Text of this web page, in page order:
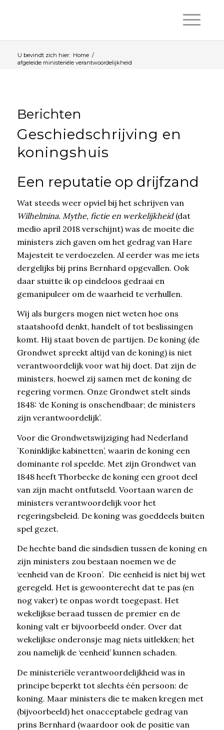
U bevindt zich hier: Home /
afgeleide ministeriële verantwoordelijkheid
Berichten
Geschiedschrijving en
koningshuis
Een reputatie op drijfzand
Wat steeds weer opviel bij het schrijven van
Wilhelmina. Mythe, fictie en werkelijkheid(dat
medio april 2018 verschijnt) was de moeite die
ministers zich gaven om het gedrag van Hare
Majesteit te verdoezelen. Al eerder was me iets
dergelijks bij prins Bernhard opgevallen. Ook
daar stuitte ik op eindeloos gedraai en
gemanipuleer om de waarheid te verhullen.
Wij als burgers mogen niet weten hoe ons
staatshoofd denkt, handelt of tot beslissingen
komt. Hij staat boven de partijen. De koning (de
Grondwet spreekt altijd van de koning) is niet
verantwoordelijk voor wat hij doet. Dat zijn de
ministers, hoewel zij samen met de koning de
regering vormen. Onze Grondwet stelt sinds
1848: ‘de Koning is onschendbaar; de ministers
zijn verantwoordelijk’.
Voor die Grondwetswijziging had Nederland
`Koninklijke kabinetten’, waarin de koning een
dominante rol speelde. Met zijn Grondwet van
1848 heeft Thorbecke de koning een groot deel
van zijn macht ontfutseld. Voortaan waren de
ministers verantwoordelijk voor het
regeringsbeleid. De koning was goeddeels buiten
spel gezet.
De hechte band die sindsdien tussen de koning en
zijn ministers zou bestaan noemen we de
‘eenheid van de Kroon’. Die eenheid is niet bij wet
geregeld. Het is gewoonterecht dat te pas (en
nog vaker) te onpas wordt toegepast. Het
wekelijkse beraad tussen de premier en de
koning valt er bijvoorbeeld onder. Over dat
wekelijkse onderonsje mag niets uitlekken; het
zou namelijk de ‘eenheid’ kunnen schaden.
De ministeriële verantwoordelijkheid was in
principe beperkt tot slechts één persoon: de
koning. Maar ministers die te maken kregen met
(bijvoorbeeld) het onacceptabele gedrag van
prins Bernhard (waardoor ook de positie van